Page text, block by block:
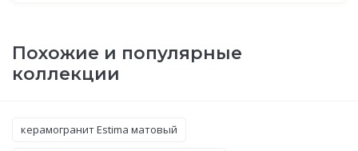
Похожие и популярные
коллекции
керамогранит Estima матовый